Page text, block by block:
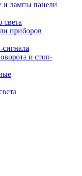
и лампы панели
приборов
и стоп-